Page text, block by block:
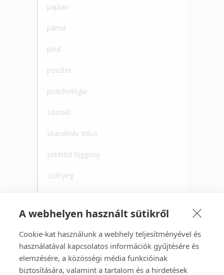
A webhelyen használt sütikről
Cookie-kat használunk a webhely teljesítményével és
használatával kapcsolatos információk gyűjtésére és
elemzésére, a közösségi média funkcióinak
biztosítására, valamint a tartalom és a hirdetések
paplan
párna
pléd
poszter
pszichológia
sávroló
skandináv stílus
sötétítő függöny
szőnyeg
törölköző
újrahaszonsítás
vasalás